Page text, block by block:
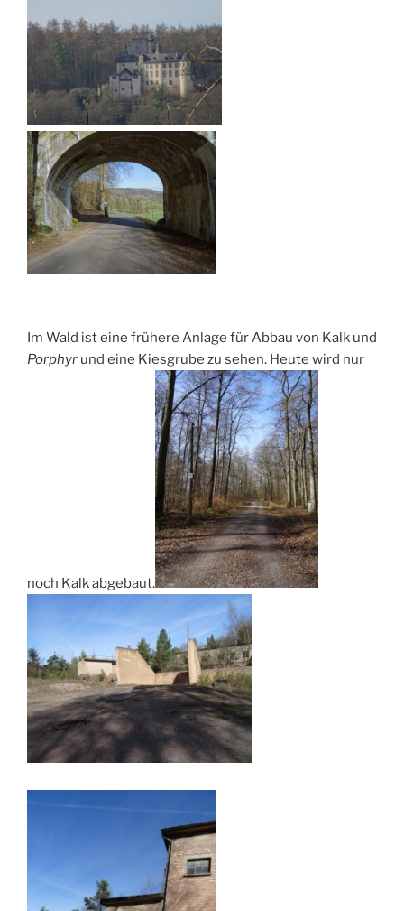
Im Wald ist eine frühere Anlage für Abbau von Kalk und
Porphyr und eine Kiesgrube zu sehen. Heute wird nur
noch Kalk abgebaut.